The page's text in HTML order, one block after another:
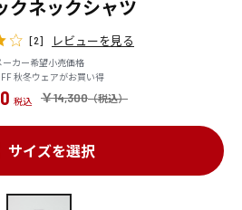
ネックシャツ
[2] レビューを見る
ーカー希望小売価格
秋冬ウェアがお買い得
￥14,300
サイズを選択